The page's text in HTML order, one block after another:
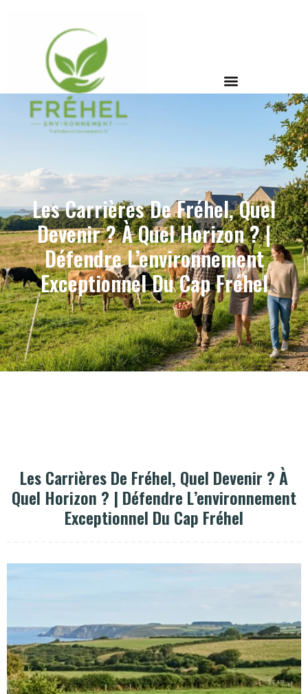
Les Carrières De Fréhel, Quel
Devenir ? À Quel Horizon ? |
Défendre L’environnement
Exceptionnel Du Cap Fréhel
Les Carrières De Fréhel, Quel Devenir ? À
Quel Horizon ? | Défendre L’environnement
Exceptionnel Du Cap Fréhel